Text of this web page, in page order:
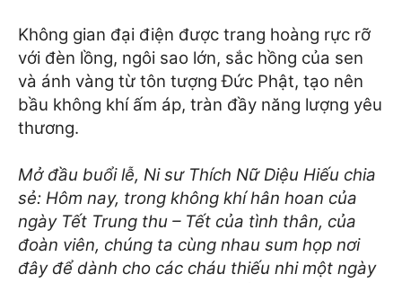
Không gian đại điện được trang hoàng rực rỡ
với đèn lồng, ngôi sao lớn, sắc hồng của sen
và ánh vàng từ tôn tượng Đức Phật, tạo nên
bầu không khí ấm áp, tràn đầy năng lượng yêu
thương.
Mở đầu buổi lễ, Ni sư Thích Nữ Diệu Hiếu chia
sẻ: Hôm nay, trong không khí hân hoan của
ngày Tết Trung thu – Tết của tình thân, của
đoàn viên, chúng ta cùng nhau sum họp nơi
đây để dành cho các cháu thiếu nhi một ngày